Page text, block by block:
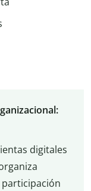
digitales